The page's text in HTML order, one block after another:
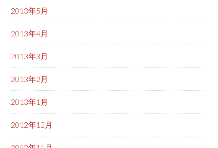
2013年5月
2013年4月
2013年3月
2013年2月
2013年1月
2012年12月